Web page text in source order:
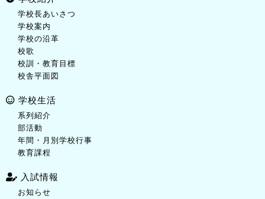
学校長あいさつ
学校案内
学校の沿革
校歌
校訓・教育目標
校舎平面図
学校生活
系列紹介
部活動
年間・月別学校行事
教育課程
入試情報
お知らせ